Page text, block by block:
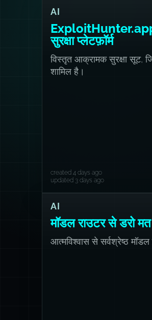
AI
ExploitHunter.app
सुरक्षा प्लेटफ़ॉर्म
विस्तृत आक्रामक सुरक्षा सूट,
शामिल है।
created 4 days ago
updated 3 days ago
AI
मॉडल राउटर से डरो मत
आत्मविश्वास से सर्वश्रेष्ठ